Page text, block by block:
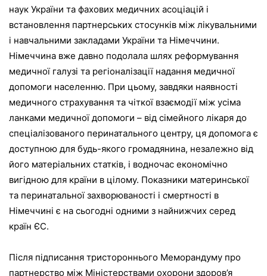
наук України та фахових медичних асоціацій і
встановлення партнерських стосунків між лікувальними
і навчальними закладами України та Німеччини.
Німеччина вже давно подолала шлях реформування
медичної галузі та регіоналізації надання медичної
допомоги населенню. При цьому, завдяки наявності
медичного страхування та чіткої взаємодії між усіма
ланками медичної допомоги – від сімейного лікаря до
спеціалізованого перинатального центру, ця допомога є
доступною для будь-якого громадянина, незалежно від
його матеріальних статків, і водночас економічно
вигідною для країни в цілому. Показники материнської
та перинатальної захворюваності і смертності в
Німеччині є на сьогодні одними з найнижчих серед
країн ЄС.
Після підписання тристороннього Меморандуму про
партнерство між Міністерствами охорони здоров’я